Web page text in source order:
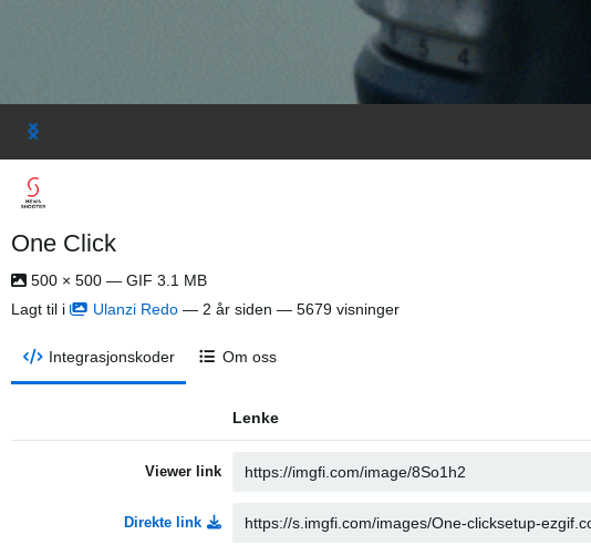
One Click
500 × 500 — GIF 3.1 MB
Lagt til i
Ulanzi Redo — 2 år siden — 5679 visninger
Integrasjonskoder Om oss
Lenke
Viewer link
Direkte link